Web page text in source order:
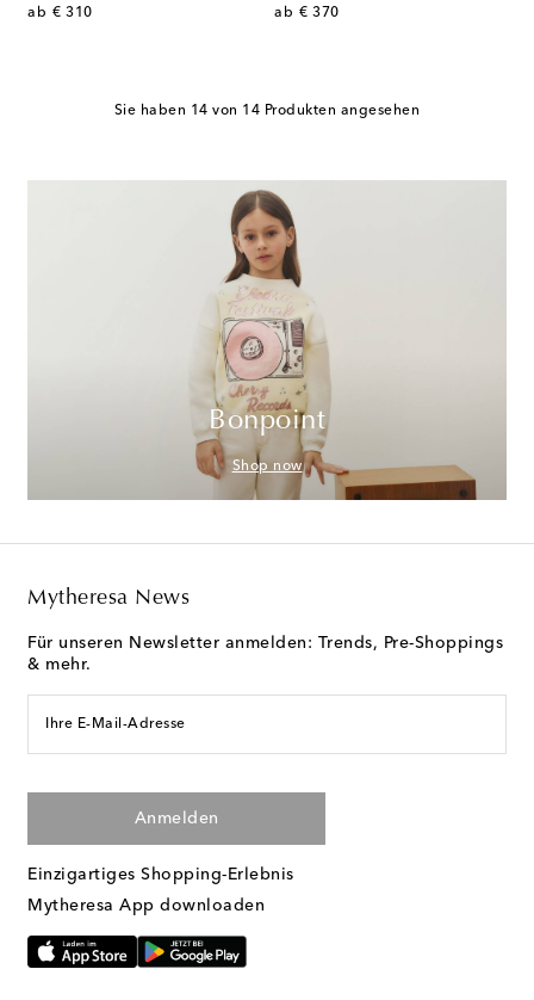
ab € 310
original price
ab € 370
original price
Sie haben 14 von 14 Produkten angesehen
Bonpoint
Shop now
Mytheresa News
Für unseren Newsletter anmelden: Trends, Pre-Shoppings
& mehr.
Ihre E-Mail-Adresse
Anmelden
Einzigartiges Shopping-Erlebnis
Mytheresa App downloaden